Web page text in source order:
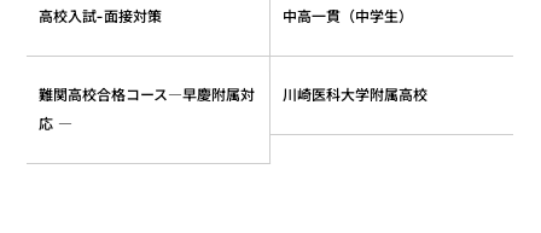
高校入試-面接対策 中高一貫（中学生）
難関高校合格コース―早慶附属対
応 ―
川崎医科大学附属高校